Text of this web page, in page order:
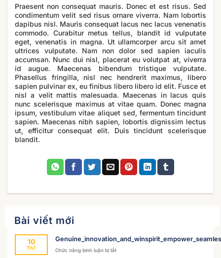
Praesent non consequat mauris. Donec et est risus. Sed
condimentum velit sed risus ornare viverra. Nam lobortis
dapibus nisl. Mauris consequat lacus nec lacus venenatis
commodo. Curabitur metus tellus, blandit id vulputate
eget, venenatis in magna. Ut ullamcorper arcu sit amet
ultrices vulputate. Nam non dolor sed sapien iaculis
accumsan. Nunc dui nisl, placerat eu volutpat at, viverra
id augue. Maecenas bibendum tristique vulputate.
Phasellus fringilla, nisl nec hendrerit maximus, libero
sapien pulvinar ex, eu finibus libero libero id elit. Fusce et
nisl a velit mattis malesuada. Maecenas in lacus quis
nunc scelerisque maximus at vitae quam. Donec magna
ipsum, vestibulum vitae aliquet sed, fermentum tincidunt
sapien. Maecenas nibh sapien, lobortis dignissim lectus
ut, efficitur consequat elit. Duis tincidunt scelerisque
blandit.
Bài viết mới
10
Th7 Chức năng bình luận bị tắtở